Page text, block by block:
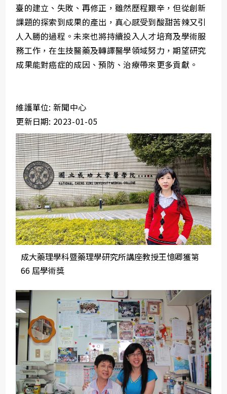
臺的建立、失敗、再修正，雖然歷程艱辛，但從創新
課題的探索到成果的產出，真心感受到酸甜苦辣又引
人入勝的過程。未來也將持續投入人才培育及學術服
務工作，在生技醫藥及轉譯醫學領域努力，期望研究
成果能對癌症的成因、預防、治療帶來更多貢獻。
維護單位: 新聞中心
更新日期: 2023-01-05
成大藥理學科暨藥理學研究所講座教授王憶卿獲第
66 屆學術獎